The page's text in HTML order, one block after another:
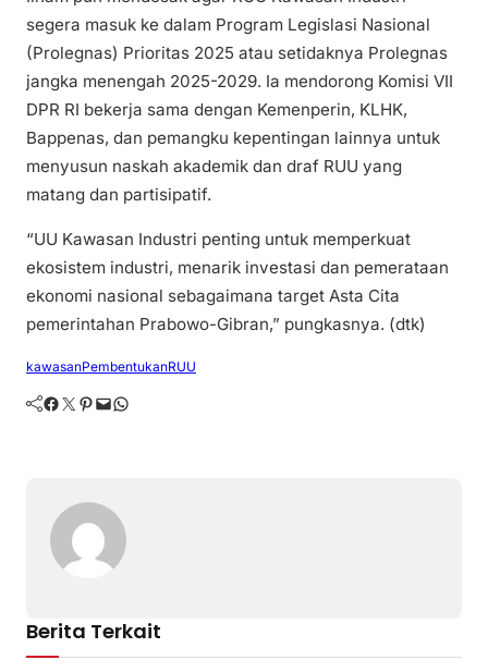
segera masuk ke dalam Program Legislasi Nasional
(Prolegnas) Prioritas 2025 atau setidaknya Prolegnas
jangka menengah 2025-2029. Ia mendorong Komisi VII
DPR RI bekerja sama dengan Kemenperin, KLHK,
Bappenas, dan pemangku kepentingan lainnya untuk
menyusun naskah akademik dan draf RUU yang
matang dan partisipatif.
“UU Kawasan Industri penting untuk memperkuat
ekosistem industri, menarik investasi dan pemerataan
ekonomi nasional sebagaimana target Asta Cita
pemerintahan Prabowo-Gibran,” pungkasnya. (dtk)
kawasanPembentukanRUU
Facebook Twitter Pinterest Mail WhatsApp
Berita Terkait